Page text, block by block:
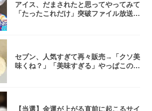
アイス、だまされたと思ってやってみて
「たったこれだけ」突破ファイル放送で
セブン、人気すぎて再々販売→「クソ美
味くね？」「美味すぎる」やっぱこのク
【当選】金運が上がる直前に起こるサイ